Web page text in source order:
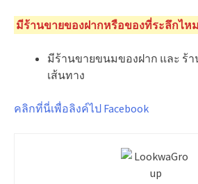
มีร้านขายของฝากหรือของที่ระลึกไหม
มีร้านขายขนมของฝาก และ ร้
เส้นทาง
คลิกที่นี่เพื่อลิงค์ไป Facebook